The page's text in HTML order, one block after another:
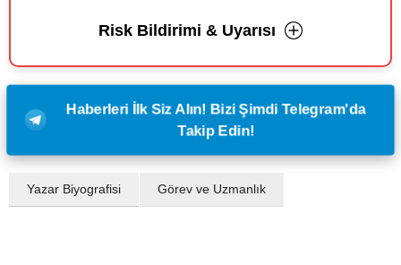
Risk Bildirimi & Uyarısı
Haberleri İlk Siz Alın! Bizi Şimdi Telegram'da
Takip Edin!
Yazar Biyografisi Görev ve Uzmanlık